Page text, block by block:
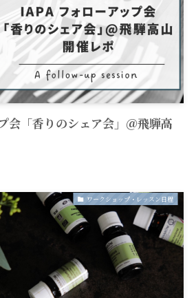
会「香りのシェア会」＠飛騨高
ワークショップ・レッスン日程